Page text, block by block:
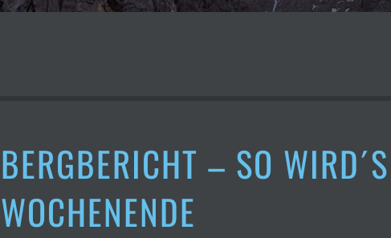
BERGBERICHT – SO
WOCHENENDE